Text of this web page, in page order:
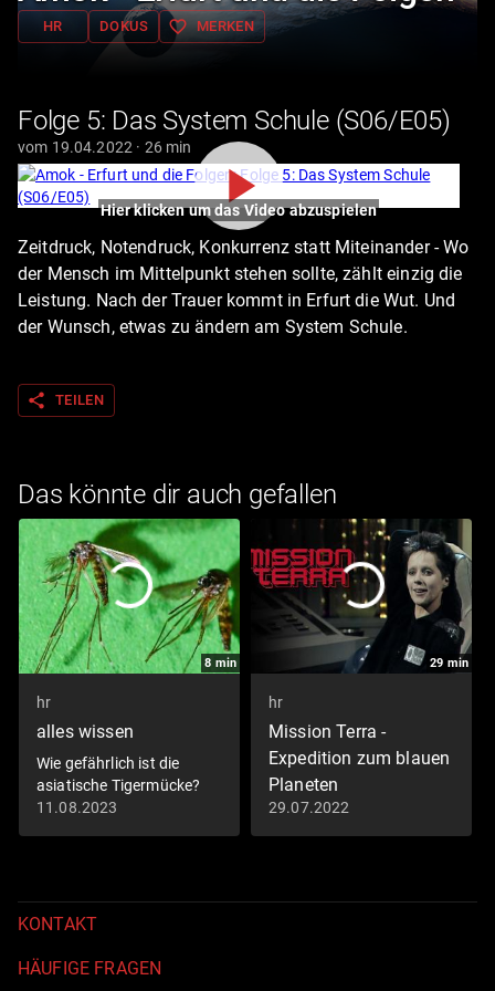
HR DOKUS favorite_border MERKEN
Folge 5: Das System Schule (S06/E05)
vom 19.04.2022 · 26 min
Hier klicken um das Video abzuspielen
Zeitdruck, Notendruck, Konkurrenz statt Miteinander - Wo
der Mensch im Mittelpunkt stehen sollte, zählt einzig die
Leistung. Nach der Trauer kommt in Erfurt die Wut. Und
der Wunsch, etwas zu ändern am System Schule.
share TEILEN
Das könnte dir auch gefallen
8 min
hr
alles wissen
Wie gefährlich ist die
asiatische Tigermücke?
11.08.2023
29 min
hr
Mission Terra -
Expedition zum blauen
Planeten
Kaltes Feuer (S01/E015)
29.07.2022
KONTAKT
HÄUFIGE FRAGEN